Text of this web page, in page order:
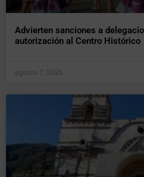
Advierten sanciones a
autorización al Centro Histórico
agosto 7, 2026